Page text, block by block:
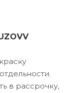
в рассрочку,